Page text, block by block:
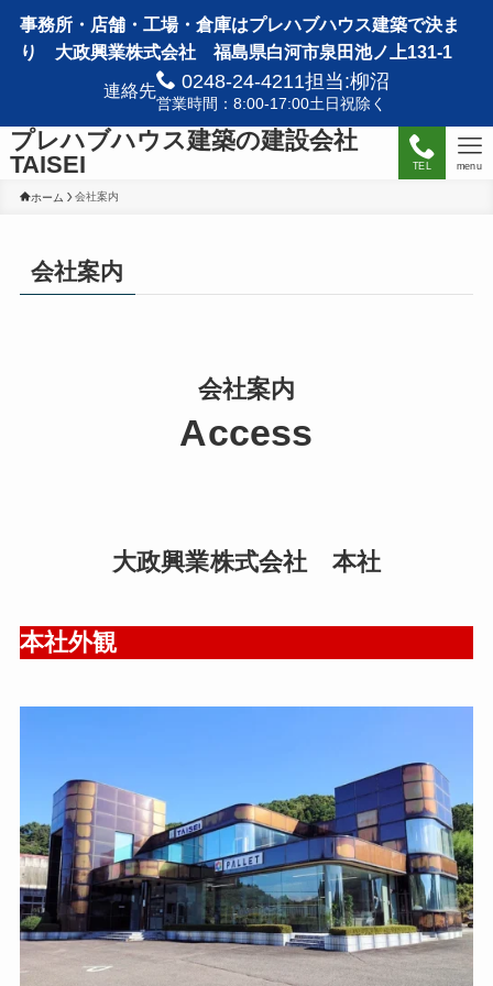
事務所・店舗・工場・倉庫はプレハブハウス建築で決ま
り 大政興業株式会社 福島県白河市泉田池ノ上131-1
連絡先 0248-24-4211担当:柳沼
営業時間：8:00-17:00土日祝除く
プレハブハウス建築の建設会社
TAISEI
TEL menu
ホーム 会社案内
会社案内
会社案内
Access
大政興業株式会社 本社
本社外観